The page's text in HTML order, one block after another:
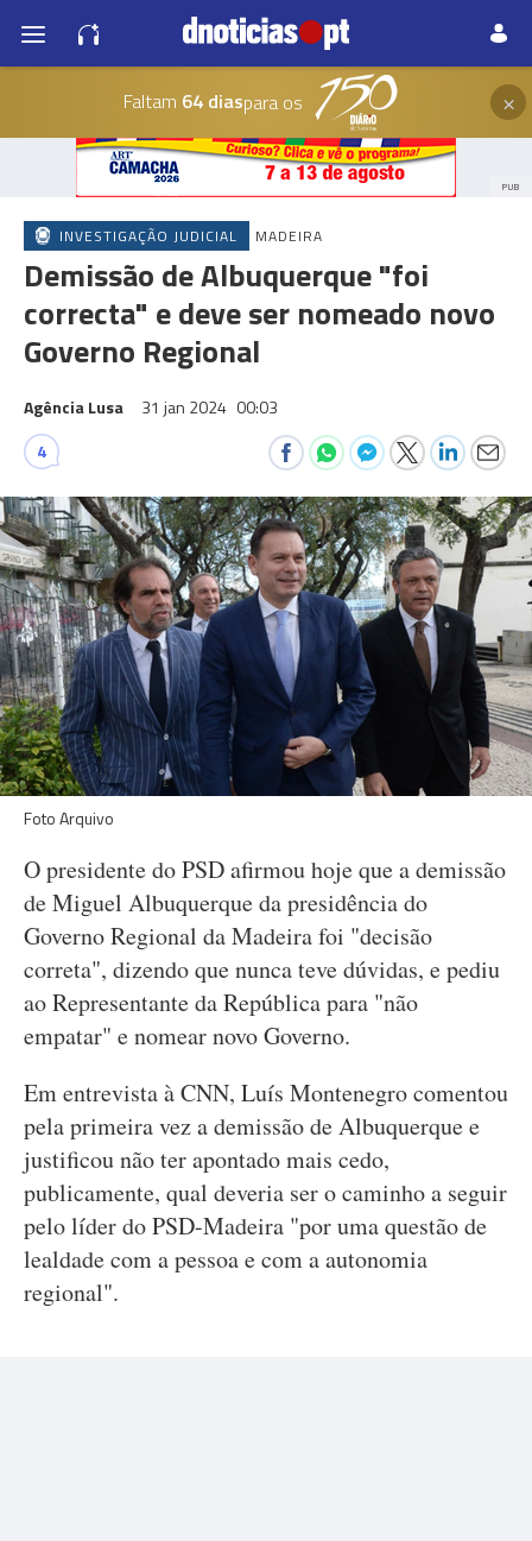
Faltam 64 diaspara os ×
PUB
INVESTIGAÇÃO JUDICIAL MADEIRA
Demissão de Albuquerque "foi
correcta" e deve ser nomeado novo
Governo Regional
Agência Lusa 31 jan 2024 00:03
4
Foto Arquivo
O presidente do PSD afirmou hoje que a demissão
de Miguel Albuquerque da presidência do
Governo Regional da Madeira foi "decisão
correta", dizendo que nunca teve dúvidas, e pediu
ao Representante da República para "não
empatar" e nomear novo Governo.
Em entrevista à CNN, Luís Montenegro comentou
pela primeira vez a demissão de Albuquerque e
justificou não ter apontado mais cedo,
publicamente, qual deveria ser o caminho a seguir
pelo líder do PSD-Madeira "por uma questão de
lealdade com a pessoa e com a autonomia
regional".